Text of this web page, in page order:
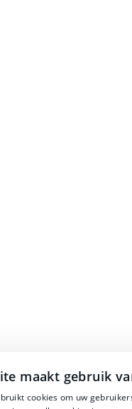
maakt gebruik
cookies om uw